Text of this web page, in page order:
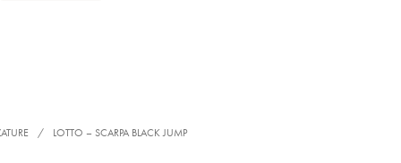
/
LOTTO – SCARPA BLACK JUMP